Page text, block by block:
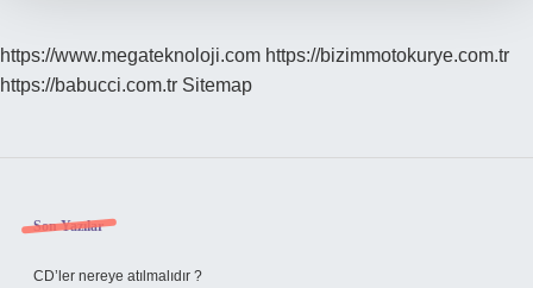
https://www.megateknoloji.com https://bizimmotokurye.com.tr
https://babucci.com.tr Sitemap
Sidebar
Son Yazılar
CD’ler nereye atılmalıdır ?